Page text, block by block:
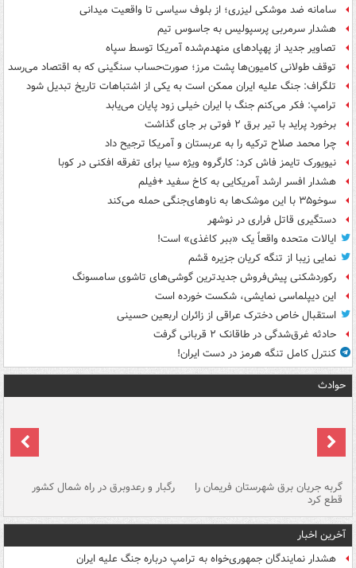
سامانه ضد موشکی لیزری؛ از بلوف سیاسی تا واقعیت میدانی
هشدار سرمربی پرسپولیس به جاسوس تیم
تصاویر جدید از پهپادهای منهدم‌شده آمریکا توسط سپاه
توقف طولانی کامیون‌ها پشت مرز؛ صورت‌حساب سنگینی که به اقتصاد می‌رسد
تلگراف: جنگ علیه ایران ممکن است به یکی از اشتباهات تاریخ تبدیل شود
ترامپ: فکر می‌کنم جنگ با ایران خیلی زود پایان می‌یابد
برخورد پراید با تیر برق ۲ فوتی بر جای گذاشت
چرا محمد صلاح ترکیه را به عربستان و آمریکا ترجیح داد
نیویورک تایمز فاش کرد: کارگروه ویژه سیا برای تفرقه افکنی در کوبا
هشدار افسر ارشد آمریکایی به کاخ سفید +فیلم
سوخو۳۵ با این موشک‌ها به ناوهای‌جنگی حمله می‌کند
دستگیری قاتل فراری در نوشهر
ایالات متحده واقعاً یک «ببر کاغذی» است!
نمایی زیبا از تنگه کریان جزیره قشم
رکوردشکنی پیش‌فروش جدیدترین گوشی‌های تاشوی سامسونگ
این دیپلماسی نمایشی، شکست خورده است
استقبال خاص دخترک عراقی از زائران اربعین حسینی
حادثه غرق‌شدگی در طاقانک ۲ قربانی گرفت
کنترل کامل تنگه هرمز در دست ایران!
حوادث
گربه جریان برق شهرستان فریمان را
قطع کرد
رگبار و رعدوبرق در راه شمال کشور
آخرین اخبار
هشدار نمایندگان جمهوری‌خواه به ترامپ درباره جنگ علیه ایران